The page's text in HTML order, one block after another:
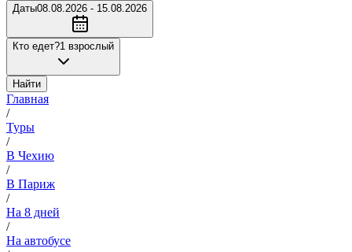
Даты08.08.2026 - 15.08.2026
Кто едет?1 взрослый
Найти
Главная
/
Туры
/
В Чехию
/
В Париж
/
На 8 дней
/
На автобусе